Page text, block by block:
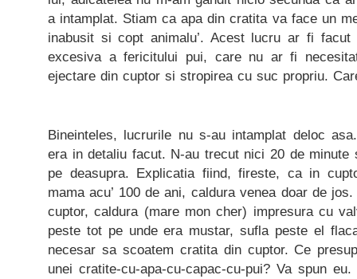
a intamplat. Stiam ca apa din cratita va face un
inabusit si copt animalu’. Acest lucru ar fi
excesiva a fericitului pui, care nu ar fi
ejectare din cuptor si stropirea cu suc propriu.
Bineinteles, lucrurile nu s-au intamplat deloc
era in detaliu facut. N-au trecut nici 20 de minute
pe deasupra. Explicatia fiind, fireste, ca in
mama acu’ 100 de ani, caldura venea doar de
cuptor, caldura (mare mon cher) impresura cu
peste tot pe unde era mustar, sufla peste el
necesar sa scoatem cratita din cuptor. Ce
unei cratite-cu-apa-cu-capac-cu-pui? Va spun